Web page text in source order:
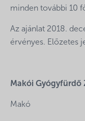
minden további 10
Az ajánlat 2018.
érvényes. Előzetes
Makói Gyógyfürdő
Makó